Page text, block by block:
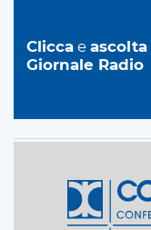
Clicca e ascolta
Giornale Radio